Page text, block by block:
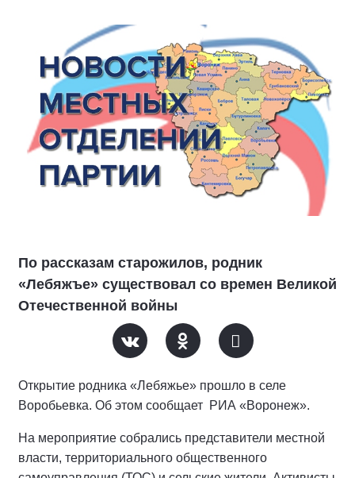
По рассказам старожилов, родник
«Лебяжъе» существовал со времен Великой
Отечественной войны
Открытие родника «Лебяжье» прошло в селе
Воробьевка. Об этом сообщает РИА «Воронеж».
На мероприятие собрались представители местной
власти, территориального общественного